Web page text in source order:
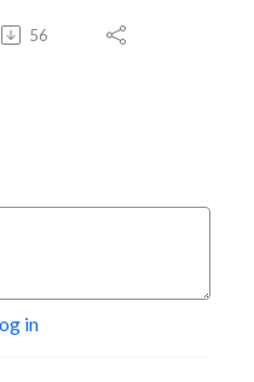
56
in